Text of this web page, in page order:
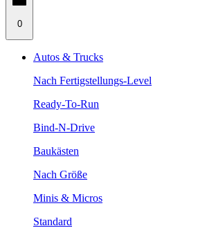
0
Autos & Trucks
Nach Fertigstellungs-Level
Ready-To-Run
Bind-N-Drive
Baukästen
Nach Größe
Minis & Micros
Standard